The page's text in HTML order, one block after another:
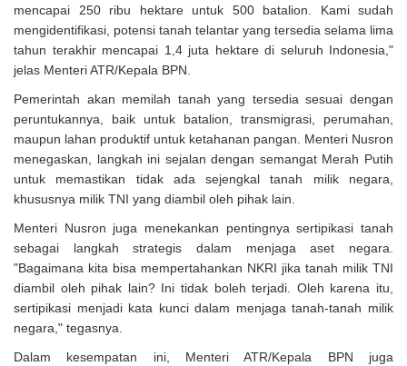
mencapai 250 ribu hektare untuk 500 batalion. Kami sudah
mengidentifikasi, potensi tanah telantar yang tersedia selama lima
tahun terakhir mencapai 1,4 juta hektare di seluruh Indonesia,"
jelas Menteri ATR/Kepala BPN.
Pemerintah akan memilah tanah yang tersedia sesuai dengan
peruntukannya, baik untuk batalion, transmigrasi, perumahan,
maupun lahan produktif untuk ketahanan pangan. Menteri Nusron
menegaskan, langkah ini sejalan dengan semangat Merah Putih
untuk memastikan tidak ada sejengkal tanah milik negara,
khususnya milik TNI yang diambil oleh pihak lain.
Menteri Nusron juga menekankan pentingnya sertipikasi tanah
sebagai langkah strategis dalam menjaga aset negara.
"Bagaimana kita bisa mempertahankan NKRI jika tanah milik TNI
diambil oleh pihak lain? Ini tidak boleh terjadi. Oleh karena itu,
sertipikasi menjadi kata kunci dalam menjaga tanah-tanah milik
negara," tegasnya.
Dalam kesempatan ini, Menteri ATR/Kepala BPN juga